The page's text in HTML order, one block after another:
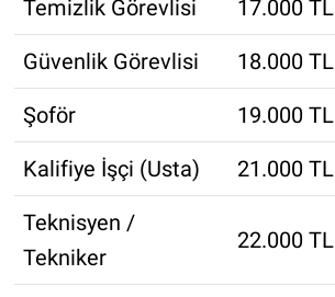
Temizlik Görevlisi
17.000 TL
Güvenlik Görevlisi 18.000 TL
Şoför 19.000 TL
Kalifiye İşçi (Usta) 21.000 TL
Teknisyen /
Tekniker
22.000 TL